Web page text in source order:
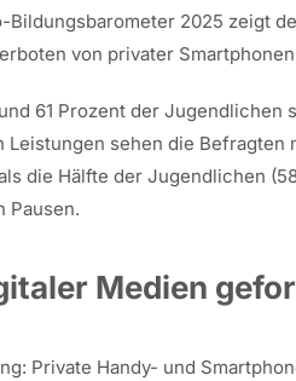
2025 zeigt
von privater
61 Prozent der
sehen die
die Hälfte der Jugendlichen
Pausen.
Medien
Private Handy- und